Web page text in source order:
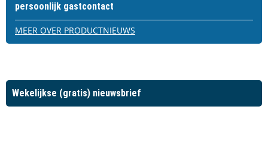
persoonlijk gastcontact
MEER OVER PRODUCTNIEUWS
Wekelijkse (gratis) nieuwsbrief